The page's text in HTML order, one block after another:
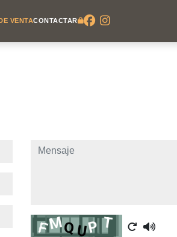
VENTACONTACTAR
Mensaje
Captcha